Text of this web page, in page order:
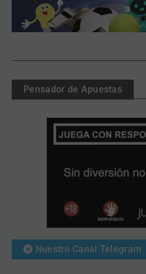
Pensador de Apuestas
Nuestro Canal Telegram